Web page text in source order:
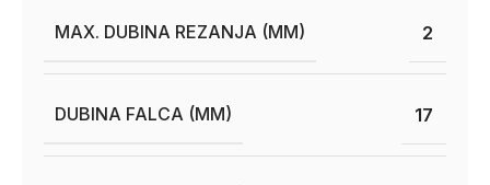
MAX. DUBINA REZANJA (MM) 2
DUBINA FALCA (MM) 17